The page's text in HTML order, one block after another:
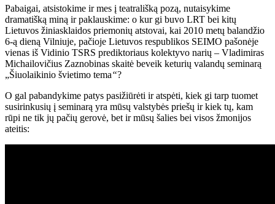
Pabaigai, atsistokime ir mes į teatrališką pozą, nutaisykime
dramatišką miną ir paklauskime: o kur gi buvo LRT bei kitų
Lietuvos žiniasklaidos priemonių atstovai, kai 2010 metų balandžio
6-ą dieną Vilniuje, pačioje Lietuvos respublikos SEIMO pašonėje
vienas iš Vidinio TSRS prediktoriaus kolektyvo narių – Vladimiras
Michailovičius Zaznobinas skaitė beveik keturių valandų seminarą
„Šiuolaikinio švietimo tema“?
O gal pabandykime patys pasižiūrėti ir atspėti, kiek gi tarp tuomet
susirinkusių į seminarą yra mūsų valstybės priešų ir kiek tų, kam
rūpi ne tik jų pačių gerovė, bet ir mūsų šalies bei visos žmonijos
ateitis: